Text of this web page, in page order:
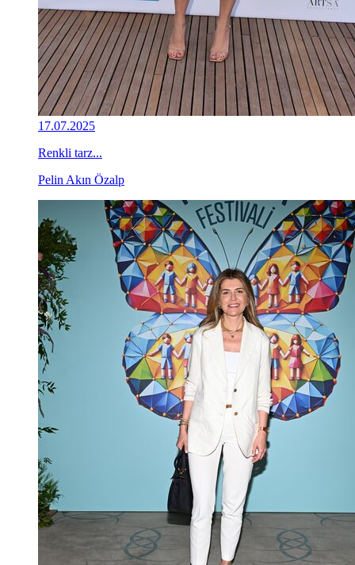
17.07.2025
Renkli tarz...
Pelin Akın Özalp